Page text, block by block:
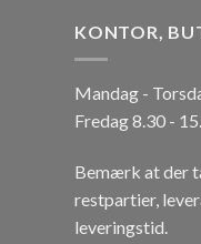
KONTOR,
Mandag -
Fredag 8.30 -
Bemærk at der
restpartier,
leveringstid.